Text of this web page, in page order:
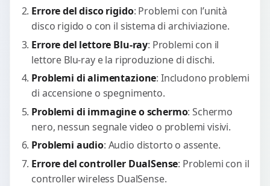
Errore del disco rigido: Problemi con l’unità
disco rigido o con il sistema di archiviazione.
Errore del lettore Blu-ray: Problemi con il
lettore Blu-ray e la riproduzione di dischi.
Problemi di alimentazione: Includono problemi
di accensione o spegnimento.
Problemi di immagine o schermo: Schermo
nero, nessun segnale video o problemi visivi.
Problemi audio: Audio distorto o assente.
Errore del controller DualSense: Problemi con il
controller wireless DualSense.